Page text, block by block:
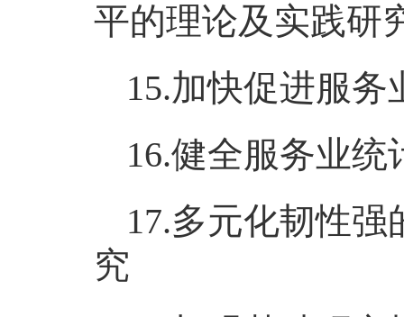
平的理论及实践研
15.加快促进服
16.健全服务业
17.多元化韧性
究